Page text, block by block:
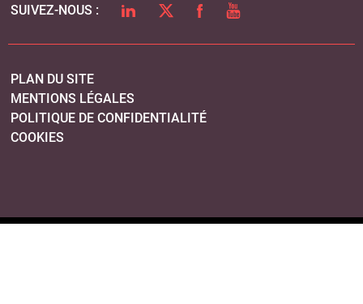
SUIVEZ-NOUS : LINKEDINTWITTERFACEBOOK
YOUTUBE
PLAN DU SITE
MENTIONS LÉGALES
POLITIQUE DE CONFIDENTIALITÉ
COOKIES